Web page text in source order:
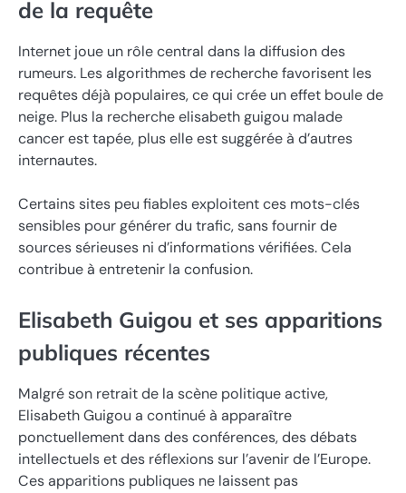
de la requête
Internet joue un rôle central dans la diffusion des
rumeurs. Les algorithmes de recherche favorisent les
requêtes déjà populaires, ce qui crée un effet boule de
neige. Plus la recherche elisabeth guigou malade
cancer est tapée, plus elle est suggérée à d’autres
internautes.
Certains sites peu fiables exploitent ces mots-clés
sensibles pour générer du trafic, sans fournir de
sources sérieuses ni d’informations vérifiées. Cela
contribue à entretenir la confusion.
Elisabeth Guigou et ses apparitions
publiques récentes
Malgré son retrait de la scène politique active,
Elisabeth Guigou a continué à apparaître
ponctuellement dans des conférences, des débats
intellectuels et des réflexions sur l’avenir de l’Europe.
Ces apparitions publiques ne laissent pas